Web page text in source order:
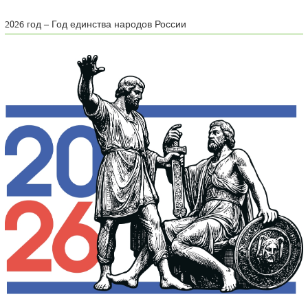
2026 год – Год единства народов России